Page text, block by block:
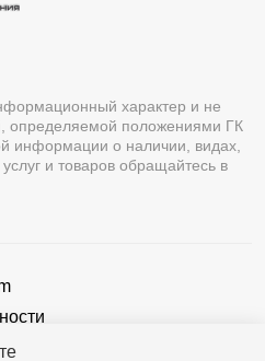
характер и не
определяемой положениями ГК
информации о наличии, видах,
и товаров обращайтесь в